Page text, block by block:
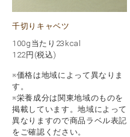
千切りキャベツ
100g当たり23kcal
122 円(税込)
※価格は地域によって異なりま
す。
※栄養成分は関東地域のものを
掲載しています。地域によって
異なりますので商品ラベル表記
をご確認ください。